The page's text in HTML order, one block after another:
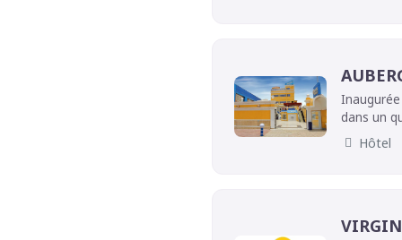
dans un
bureau).
Hôtel